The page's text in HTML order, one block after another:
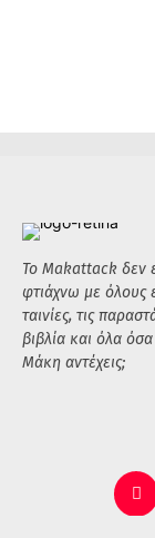
Το Makattack δεν
φτιάχνω με όλους
ταινίες, τις
βιβλία και όλα
Μάκη αντέχεις;